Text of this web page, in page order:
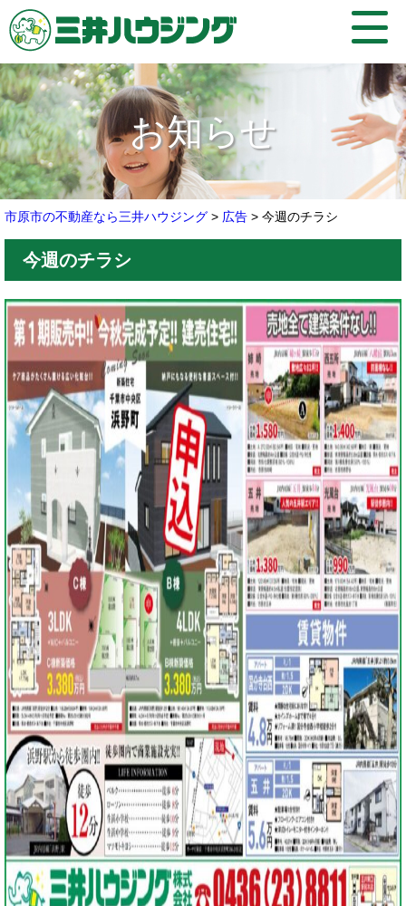
お知らせ
市原市の不動産なら三井ハウジング > 広告 > 今週のチラシ
今週のチラシ